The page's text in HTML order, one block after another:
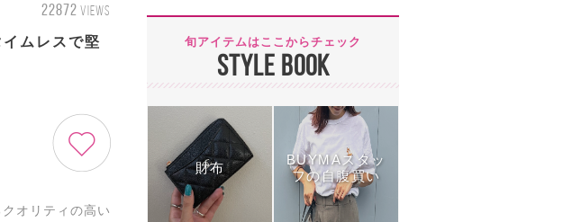
22872 VIEWS
ムレスで堅
オリティの高い
旬アイテムはここからチェック
STYLE BOOK
財布
BUYMAスタッ
フの自腹買い